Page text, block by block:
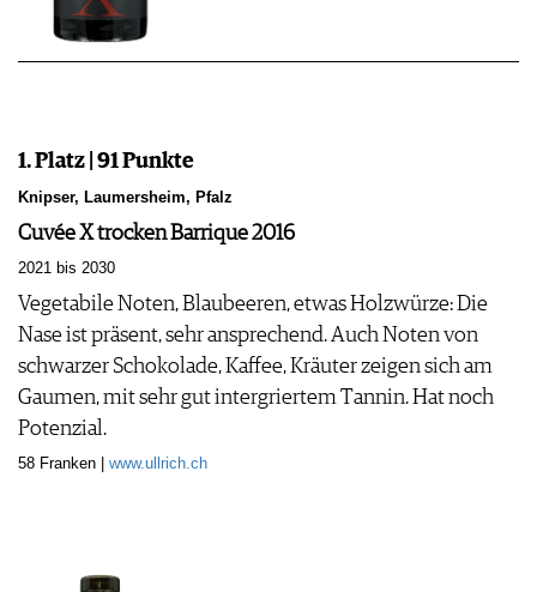
1. Platz | 91 Punkte
Knipser, Laumersheim, Pfalz
Cuvée X trocken Barrique 2016
2021 bis 2030
Vegetabile Noten, Blaubeeren, etwas Holzwürze: Die
Nase ist präsent, sehr ansprechend. Auch Noten von
schwarzer Schokolade, Kaffee, Kräuter zeigen sich am
Gaumen, mit sehr gut intergriertem Tannin. Hat noch
Potenzial.
58 Franken | www.ullrich.ch